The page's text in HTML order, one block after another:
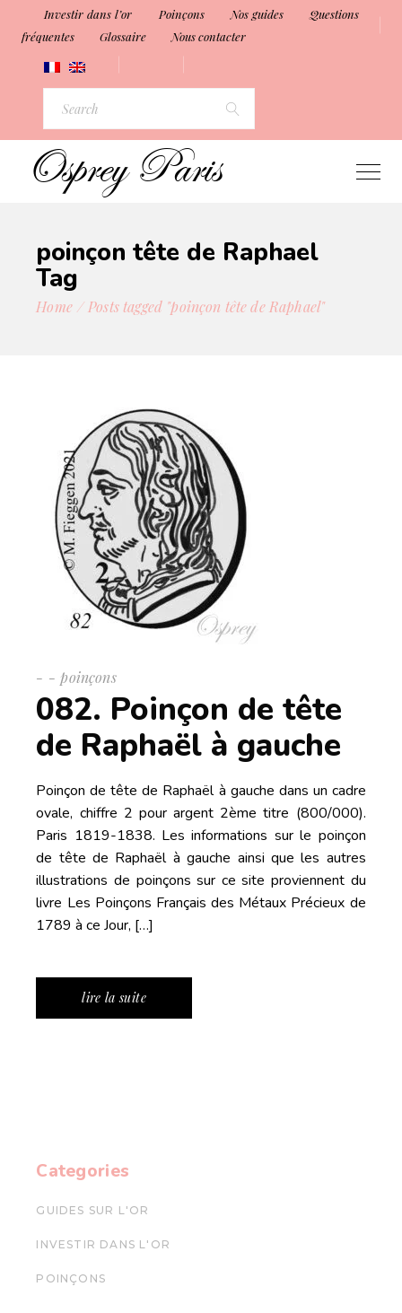
Investir dans l’or Poinçons Nos guides
Questions
fréquentes
Glossaire Nous contacter
for:
poinçon tête de Raphael
Tag
Home Posts tagged "poinçon tête de Raphael"
- poinçons
082. Poinçon de tête
de Raphaël à gauche
Poinçon de tête de Raphaël à gauche dans un cadre
ovale, chiffre 2 pour argent 2ème titre (800/000).
Paris 1819-1838. Les informations sur le poinçon
de tête de Raphaël à gauche ainsi que les autres
illustrations de poinçons sur ce site proviennent du
livre Les Poinçons Français des Métaux Précieux de
1789 à ce Jour, […]
lire la suite
Categories
GUIDES SUR L'OR
INVESTIR DANS L'OR
POINÇONS